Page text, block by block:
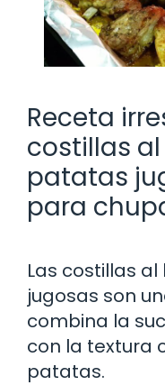
Receta
costillas
patatas
para
Las costillas
jugosas son
combina la
con la textura
patatas.